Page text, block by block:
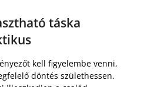
táska
kell figyelembe venni,
döntés születhessen.